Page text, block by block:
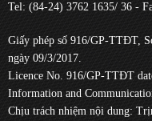
Tel: (84-24) 3762 1635/ 36 -
Giấy phép số 916/GP-TTĐT,
ngày 09/3/2017.
Licence No. 916/GP-TTĐT
Information and
Chịu trách nhiệm nội dung: